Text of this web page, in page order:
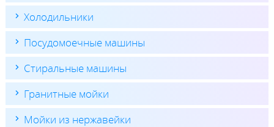
Холодильники
Посудомоечные машины
Стиральные машины
Гранитные мойки
Мойки из нержавейки